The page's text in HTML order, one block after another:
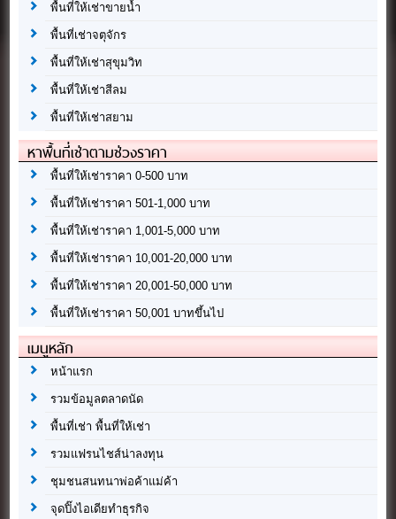
พื้นที่ให้เช่าขายน้ำ
พื้นที่เช่าจตุจักร
พื้นที่ให้เช่าสุขุมวิท
พื้นที่ให้เช่าสีลม
พื้นที่ให้เช่าสยาม
หาพื้นที่เช่าตามช่วงราคา
พื้นที่ให้เช่าราคา 0-500 บาท
พื้นที่ให้เช่าราคา 501-1,000 บาท
พื้นที่ให้เช่าราคา 1,001-5,000 บาท
พื้นที่ให้เช่าราคา 10,001-20,000 บาท
พื้นที่ให้เช่าราคา 20,001-50,000 บาท
พื้นที่ให้เช่าราคา 50,001 บาทขึ้นไป
เมนูหลัก
หน้าแรก
รวมข้อมูลตลาดนัด
พื้นที่เช่า พื้นที่ให้เช่า
รวมแฟรนไชส์น่าลงทุน
ชุมชนสนทนาพ่อค้าแม่ค้า
จุดปิ๊งไอเดียทำธุรกิจ